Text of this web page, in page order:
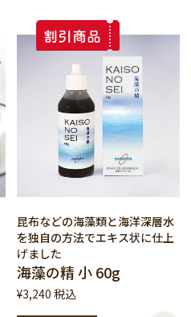
昆布などの海藻類と海洋深層水
を独自の方法でエキス状に仕上
げました
海藻の精 小 60g
¥3,240 税込